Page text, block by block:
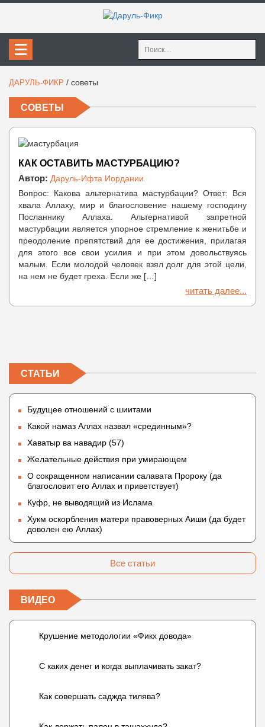
Найти:
ДАРУЛЬ-ФИКР / советы
СОВЕТЫ
КАК ОСТАВИТЬ МАСТУРБАЦИЮ?
Автор: Даруль-Ифта Иордании
Вопрос: Какова альтернатива мастурбации? Ответ: Вся
хвала Аллаху, мир и благословение нашему господину
Посланнику Аллаха. Альтернативой запретной
мастурбации является упорное стремление к женитьбе и
преодоление препятствий для ее достижения, прилагая
для этого все свои усилия и при этом довольствуясь
малым. Если молодой человек взял долг для этой цели,
на нем не будет греха. Если же […]
читать далее...
СТАТЬИ
Будущее отношений с шиитами
Какой намаз Аллах назвал «срединным»?
Хаватыр ва навадир (57)
Желательные действия при умирающем
О сокращенном написании салавата Пророку (да
благословит его Аллах и приветствует)
Куфр, не выводящий из Ислама
Хукм оскорбления матери правоверных Аиши (да будет
доволен ею Аллах)
Все статьи
ВИДЕО
Крушение методологии «Фикх довода»
С каких денег и когда выплачивать закат?
Как совершать саджда тилява?